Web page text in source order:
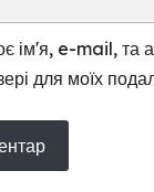
ім'я, e-mail, та
для моїх